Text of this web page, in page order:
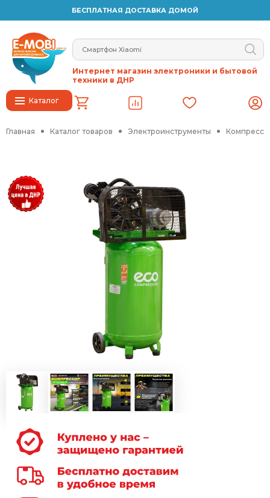
БЕСПЛАТНАЯ ДОСТАВКА ДОМОЙ
Каталог
Интернет магазин электроники и бытовой
техники в ДНР
Главная Каталог товаров Электроинструменты